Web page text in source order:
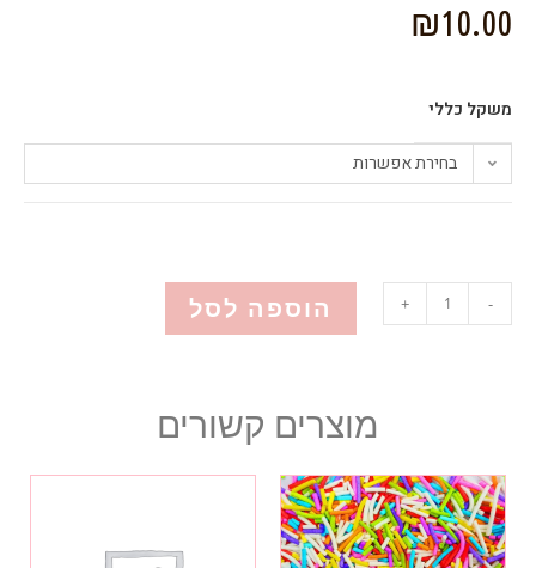
₪10.00
משקל כללי
בחירת אפשרות
-
+ הוספה לסל
מוצרים קשורים